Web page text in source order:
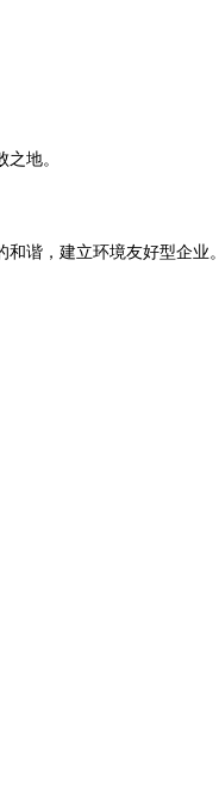
地。
谐，建立环境友好型企业。